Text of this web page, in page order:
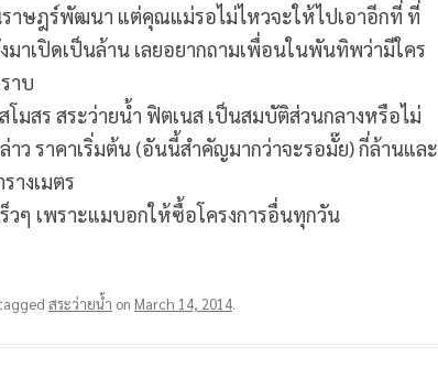
าษฎร์พัฒนา แต่คุณแม่รอไม่ไหวจะให้ไปเอาอีกที่ ที่
าเปิดเป็นล้าน เลยอยากถามเพื่อนในพันทิพว่ามีใคร
าบ
โมสร สระว่ายน้ำ ฟิตเนส เป็นสมบัติส่วนกลางหรือไม่
ว ราคาเริ่มต้น (อันนี้สำคัญมากว่าจะรอมั๊ย) กี่ล้านและ
างเมตร
วๆ เพราะแมบอกให้ซื้อโครงการอื่นทุกวัน
สระว่ายน้ำ on March 14, 2014.